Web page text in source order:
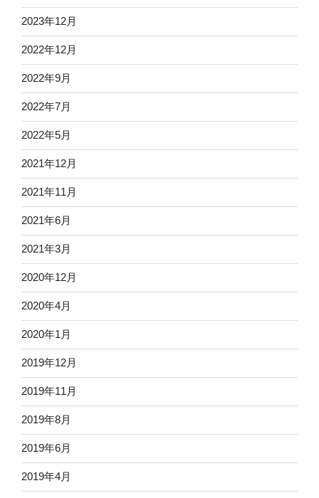
2023年12月
2022年12月
2022年9月
2022年7月
2022年5月
2021年12月
2021年11月
2021年6月
2021年3月
2020年12月
2020年4月
2020年1月
2019年12月
2019年11月
2019年8月
2019年6月
2019年4月